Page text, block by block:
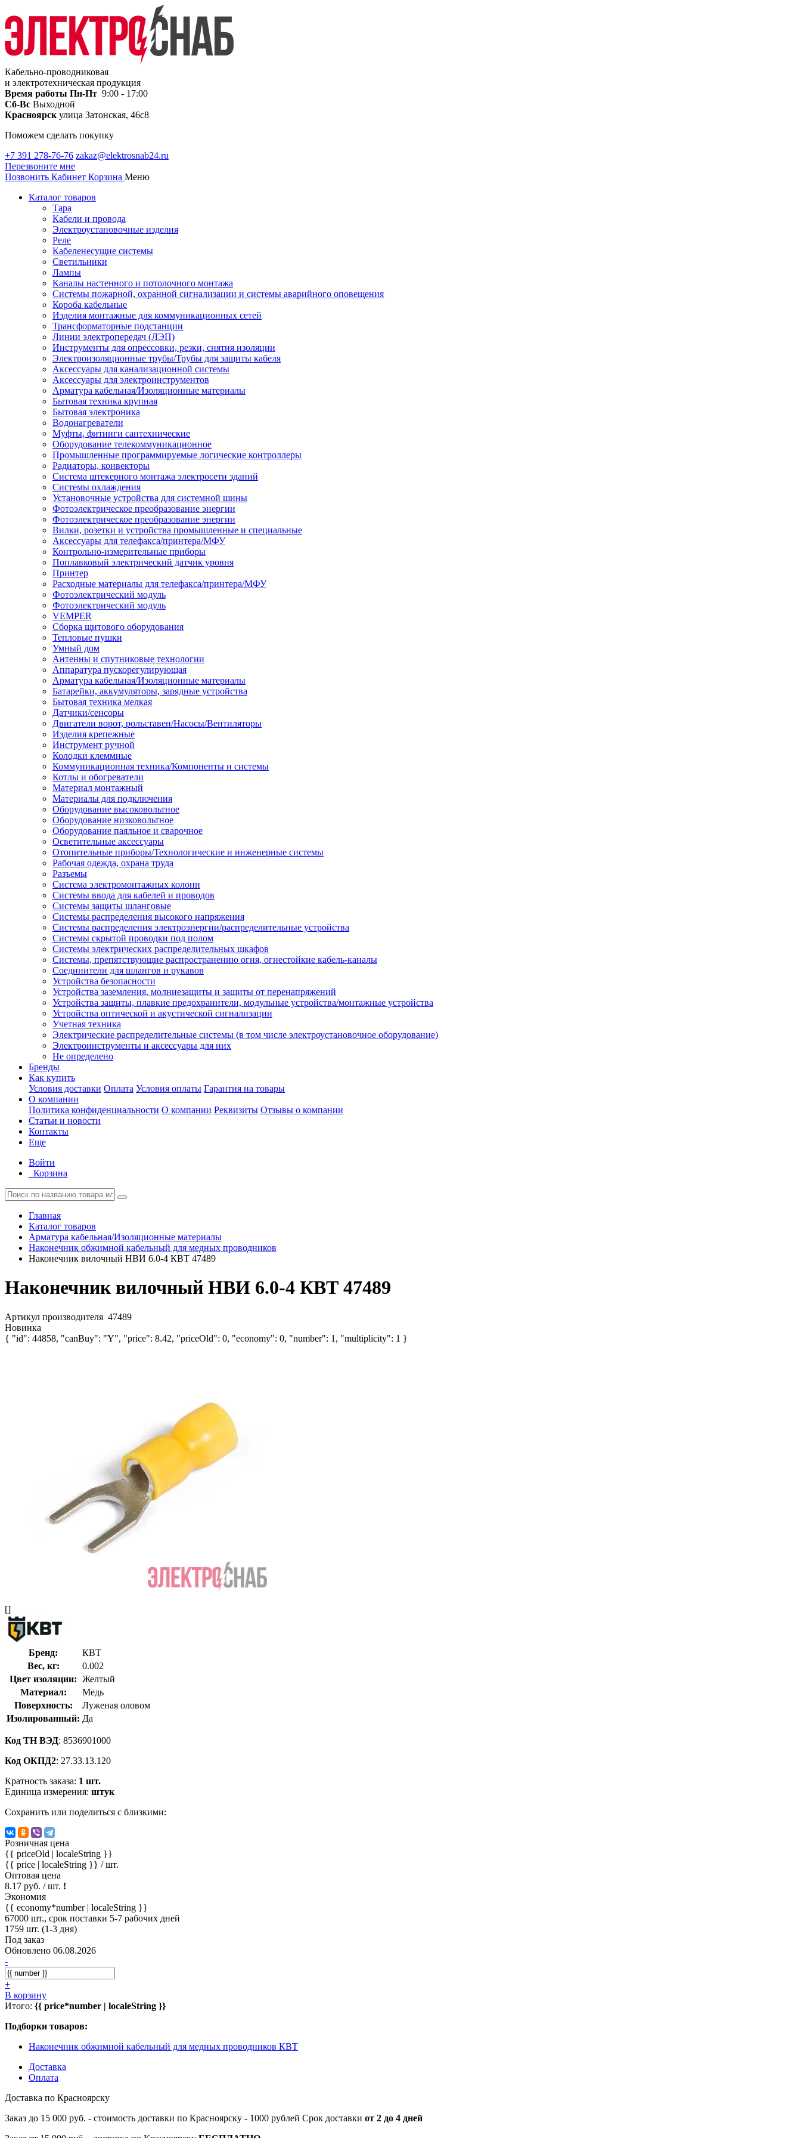
Кабельно-проводниковая
и электротехническая продукция
Время работы Пн-Пт 9:00 - 17:00
Сб-Вс Выходной
Красноярск улица Затонская, 46с8
Поможем сделать покупку
+7 391 278-76-76 zakaz@elektrosnab24.ru
Перезвоните мне
Позвонить Кабинет Корзина Меню
Каталог товаров
Тара
Кабели и провода
Электроустановочные изделия
Реле
Кабеленесущие системы
Светильники
Лампы
Каналы настенного и потолочного монтажа
Системы пожарной, охранной сигнализации и системы аварийного оповещения
Короба кабельные
Изделия монтажные для коммуникационных сетей
Трансформаторные подстанции
Линии электропередач (ЛЭП)
Инструменты для опрессовки, резки, снятия изоляции
Электроизоляционные трубы/Трубы для защиты кабеля
Аксессуары для канализационной системы
Аксессуары для электроинструментов
Арматура кабельная/Изоляционные материалы
Бытовая техника крупная
Бытовая электроника
Водонагреватели
Муфты, фитинги сантехнические
Оборудование телекоммуникационное
Промышленные программируемые логические контроллеры
Радиаторы, конвекторы
Система штекерного монтажа электросети зданий
Системы охлаждения
Установочные устройства для системной шины
Фотоэлектрическое преобразование энергии
Фотоэлектрическое преобразование энергии
Вилки, розетки и устройства промышленные и специальные
Аксессуары для телефакса/принтера/МФУ
Контрольно-измерительные приборы
Поплавковый электрический датчик уровня
Принтер
Расходные материалы для телефакса/принтера/МФУ
Фотоэлектрический модуль
Фотоэлектрический модуль
VEMPER
Сборка щитового оборудования
Тепловые пушки
Умный дом
Антенны и спутниковые технологии
Аппаратура пускорегулирующая
Арматура кабельная/Изоляционные материалы
Батарейки, аккумуляторы, зарядные устройства
Бытовая техника мелкая
Датчики/сенсоры
Двигатели ворот, рольставен/Насосы/Вентиляторы
Изделия крепежные
Инструмент ручной
Колодки клеммные
Коммуникационная техника/Компоненты и системы
Котлы и обогреватели
Материал монтажный
Материалы для подключения
Оборудование высоковольтное
Оборудование низковольтное
Оборудование паяльное и сварочное
Осветительные аксессуары
Отопительные приборы/Технологические и инженерные системы
Рабочая одежда, охрана труда
Разъемы
Система электромонтажных колонн
Системы ввода для кабелей и проводов
Системы защиты шланговые
Системы распределения высокого напряжения
Системы распределения электроэнергии/распределительные устройства
Системы скрытой проводки под полом
Системы электрических распределительных шкафов
Системы, препятствующие распространению огня, огнестойкие кабель-каналы
Соединители для шлангов и рукавов
Устройства безопасности
Устройства заземления, молниезащиты и защиты от перенапряжений
Устройства защиты, плавкие предохранители, модульные устройства/монтажные устройства
Устройства оптической и акустической сигнализации
Учетная техника
Электрические распределительные системы (в том числе электроустановочное оборудование)
Электроинструменты и аксессуары для них
Не определено
Бренды
Как купить
Условия доставки Оплата Условия оплаты Гарантия на товары
О компании
Политика конфиденциальности О компании Реквизиты Отзывы о компании
Статьи и новости
Контакты
Еще
Войти
Корзина
Главная
Каталог товаров
Арматура кабельная/Изоляционные материалы
Наконечник обжимной кабельный для медных проводников
Наконечник вилочный НВИ 6.0-4 КВТ 47489
Наконечник вилочный НВИ 6.0-4 КВТ 47489
Артикул производителя 47489
Новинка
{ "id": 44858, "canBuy": "Y", "price": 8.42, "priceOld": 0, "economy": 0, "number": 1, "multiplicity": 1 }
[]
Бренд:
КВТ
Вес, кг:
0.002
Цвет изоляции: Желтый
Материал:
Медь
Поверхность:
Луженая оловом
Изолированный: Да
Код ТН ВЭД: 8536901000
Код ОКПД2: 27.33.13.120
Кратность заказа: 1 шт.
Единица измерения: штук
Сохранить или поделиться с близкими:
Розничная цена
{{ priceOld | localeString }}
{{ price | localeString }} / шт.
Оптовая цена
8.17 руб. / шт. !
Экономия
{{ economy*number | localeString }}
67000 шт., срок поставки 5-7 рабочих дней
1759 шт. (1-3 дня)
Под заказ
Обновлено 06.08.2026
-
+
В корзину
Итого: {{ price*number | localeString }}
Подборки товаров:
Наконечник обжимной кабельный для медных проводников КВТ
Доставка
Оплата
Доставка по Красноярску
Заказ до 15 000 руб. - стоимость доставки по Красноярску - 1000 рублей Срок доставки от 2 до 4 дней